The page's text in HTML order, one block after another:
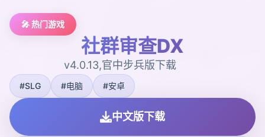
🎤 热门游戏
社群审查DX
v4.0.13,官中步兵版下载
#SLG #电脑 #安卓
中文版下载